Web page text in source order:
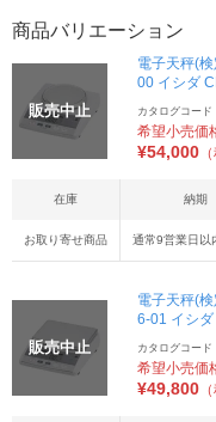
商品バリエーション
販売中止
電子天秤(
00 イシダ
カタログコード
希望小売価
¥54,000
在庫 納期
お取り寄せ商品 通常9営業日以
販売中止
電子天秤(
6-01 イシ
カタログコード
希望小売価
¥49,800